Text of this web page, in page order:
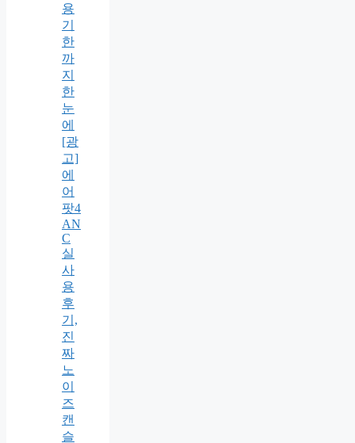
용
기
한
까
지
한
눈
에
[광
고]
에
어
팟4
AN
C
실
사
용
후
기,
진
짜
노
이
즈
캔
슬